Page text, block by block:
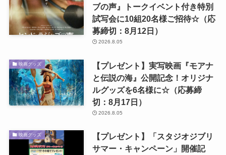
ブの声』トークイベント付き特別
試写会に10組20名様ご招待☆（応
募締切：8月12日）
2026.8.05
映画グッズ
【プレゼント】実写映画『モアナ
と伝説の海』公開記念！オリジナ
ルグッズを6名様に☆（応募締
切：8月17日）
2026.8.05
映画グッズ
【プレゼント】「スタジオジブリ
サマー・キャンペーン」開催記